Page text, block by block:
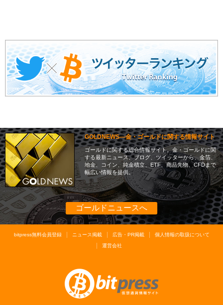
GOLDNEWS―金・ゴールドに関する情報サイト
ゴールドに関する総合情報サイト。金・ゴールドに関
する最新ニュース、ブログ、ツイッターから、金箔、
地金、コイン、純金積立、ETF、商品先物、CFDまで
幅広い情報を提供。
ゴールドニュースへ
bitpress無料会員登録 ニュース掲載 広告・PR掲載
個人情報の取扱について
運営会社